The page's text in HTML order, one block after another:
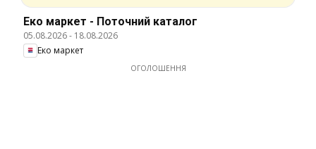
Еко маркет - Поточний каталог
05.08.2026- 18.08.2026
Еко маркет
ОГОЛОШЕННЯ